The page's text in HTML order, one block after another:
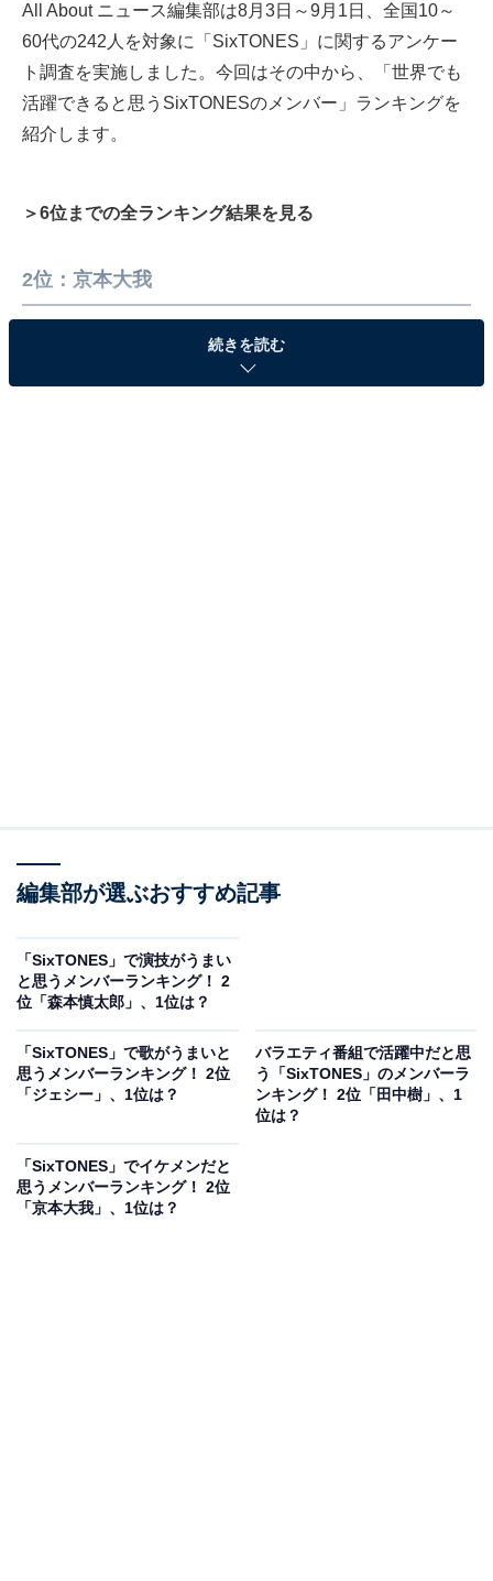
All About ニュース編集部は8月3日～9月1日、全国10～
60代の242人を対象に「SixTONES」に関するアンケー
ト調査を実施しました。今回はその中から、「世界でも
活躍できると思うSixTONESのメンバー」ランキングを
紹介します。
＞6位までの全ランキング結果を見る
2位：京本大我
A post shared by 映画『言えない秘密』公式
2位には、「 京本大我」さんがランクイン。2006年にジ
を武器にグループではメインボーカルを多くの楽曲で担
当。美しい歌声でファンを魅了しています。
て有名。親子の仲も良く、政樹さんのファンからも注目
されています。
続きを読む
編集部が選ぶおすすめ記事
「SixTONES」で演技がうまい
と思うメンバーランキング！ 2
位「森本慎太郎」、1位は？
「SixTONES」で歌がうまいと
思うメンバーランキング！ 2位
「ジェシー」、1位は？
バラエティ番組で活躍中だと思
う「SixTONES」のメンバーラ
ンキング！ 2位「田中樹」、1
位は？
「SixTONES」でイケメンだと
思うメンバーランキング！ 2位
「京本大我」、1位は？